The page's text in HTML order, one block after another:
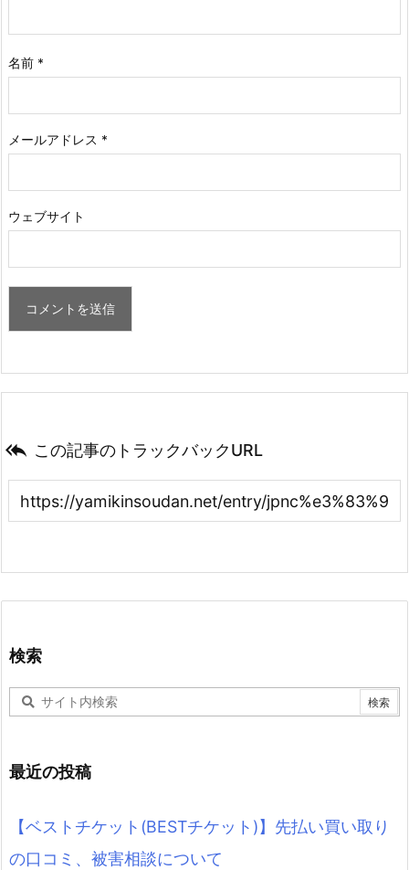
名前 *
メールアドレス *
ウェブサイト
 この記事のトラックバックURL
検索
最近の投稿
【ベストチケット(BESTチケット)】先払い買い取り
の口コミ、被害相談について